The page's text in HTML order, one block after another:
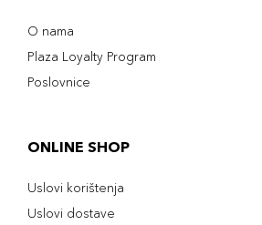
O nama
Plaza Loyalty Program
Poslovnice
ONLINE SHOP
Uslovi korištenja
Uslovi dostave